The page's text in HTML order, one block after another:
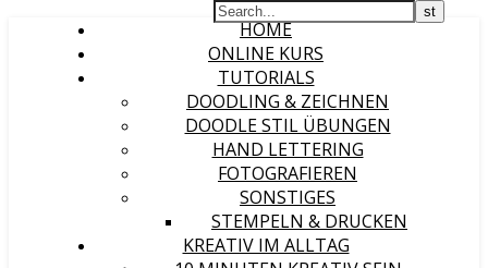
HOME
ONLINE KURS
TUTORIALS
DOODLING & ZEICHNEN
DOODLE STIL ÜBUNGEN
HAND LETTERING
FOTOGRAFIEREN
SONSTIGES
STEMPELN & DRUCKEN
KREATIV IM ALLTAG